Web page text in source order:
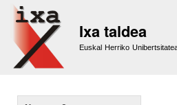
Ixa taldea
Euskal Herriko